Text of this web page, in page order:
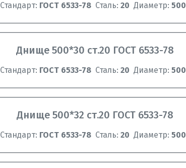
Стандарт: ГОСТ 6533-78 Сталь:20 Диаметр:500
Днище 500*30 ст.20 ГОСТ 6533-78
Стандарт: ГОСТ 6533-78 Сталь:20 Диаметр:500
Днище 500*32 ст.20 ГОСТ 6533-78
Стандарт: ГОСТ 6533-78 Сталь:20 Диаметр:500